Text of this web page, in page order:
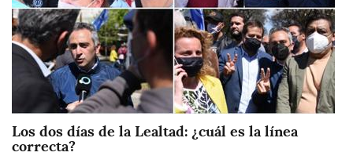
Los dos días de la Lealtad: ¿cuál es la línea
correcta?